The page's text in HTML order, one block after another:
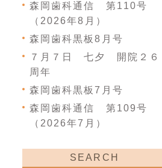
森岡歯科通信 第110号
（2026年8月）
森岡歯科黒板8月号
７月７日 七夕 開院２６
周年
森岡歯科黒板7月号
森岡歯科通信 第109号
（2026年7月）
SEARCH